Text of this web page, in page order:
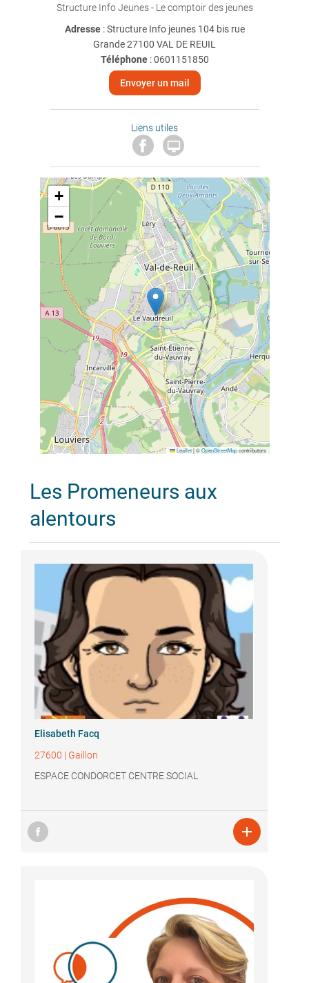
Structure Info Jeunes - Le comptoir des jeunes
Adresse : Structure Info jeunes 104 bis rue
Grande 27100 VAL DE REUIL
Téléphone:0601151850
Envoyer un mail
Liens utiles

+
−
Leaflet |©OpenStreetMapcontributors
Les Promeneurs aux
alentours
Elisabeth Facq
27600 | Gaillon
ESPACE CONDORCET CENTRE SOCIAL
